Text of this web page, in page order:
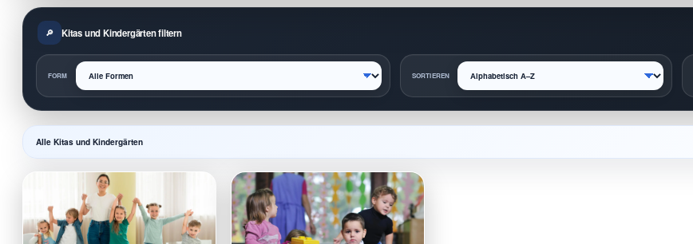
Kitas und Kindergärten filtern
FORM SORTIEREN
Alle Kitas und Kindergärten